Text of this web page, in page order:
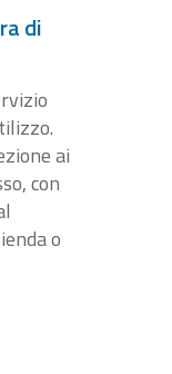
di
ai
con
o